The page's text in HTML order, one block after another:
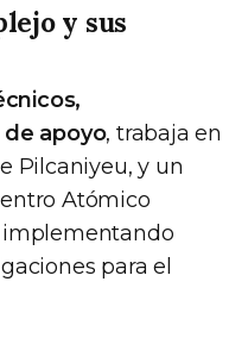
y sus
apoyo, trabaja en
Pilcaniyeu, y un
Atómico
implementando
para el